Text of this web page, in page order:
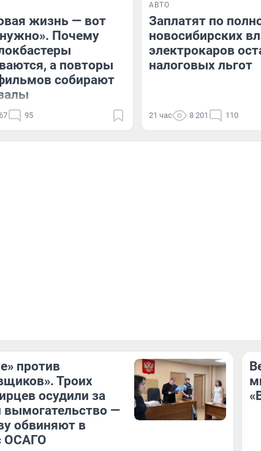
жизнь — вот
Почему
а повторы
собирают
95
АВТО
Заплатят по
новосибирских
электрокаров
налоговых льгот
21 час 8 201 110
против
Троих
осудили за
вымогательство —
обвиняют в
ОСАГО